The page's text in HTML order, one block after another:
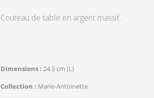
Couteau de table en argent massif.
Dimensions
24.5 cm (L)
Collection
Marie-Antoinette